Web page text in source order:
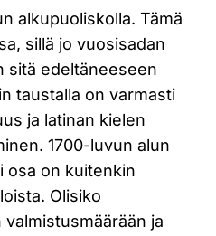
alkupuoliskolla. Tämä
sillä jo vuosisadan
sitä edeltäneeseen
taustalla on varmasti
ja latinan kielen
1700-luvun alun
osa on kuitenkin
Olisiko
ja